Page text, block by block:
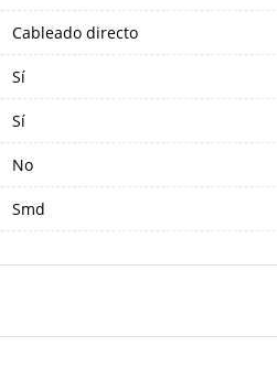
Cableado directo
Sí
Sí
No
Smd